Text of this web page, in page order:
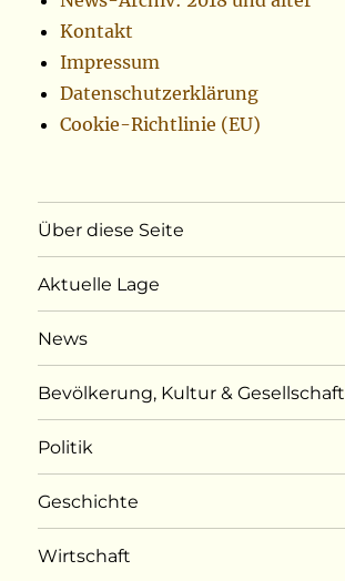
Kontakt
Impressum
Datenschutzerklärung
Cookie-Richtlinie (EU)
Über diese Seite
Aktuelle Lage
News
Bevölkerung, Kultur & Gesellschaft
Politik
Geschichte
Wirtschaft